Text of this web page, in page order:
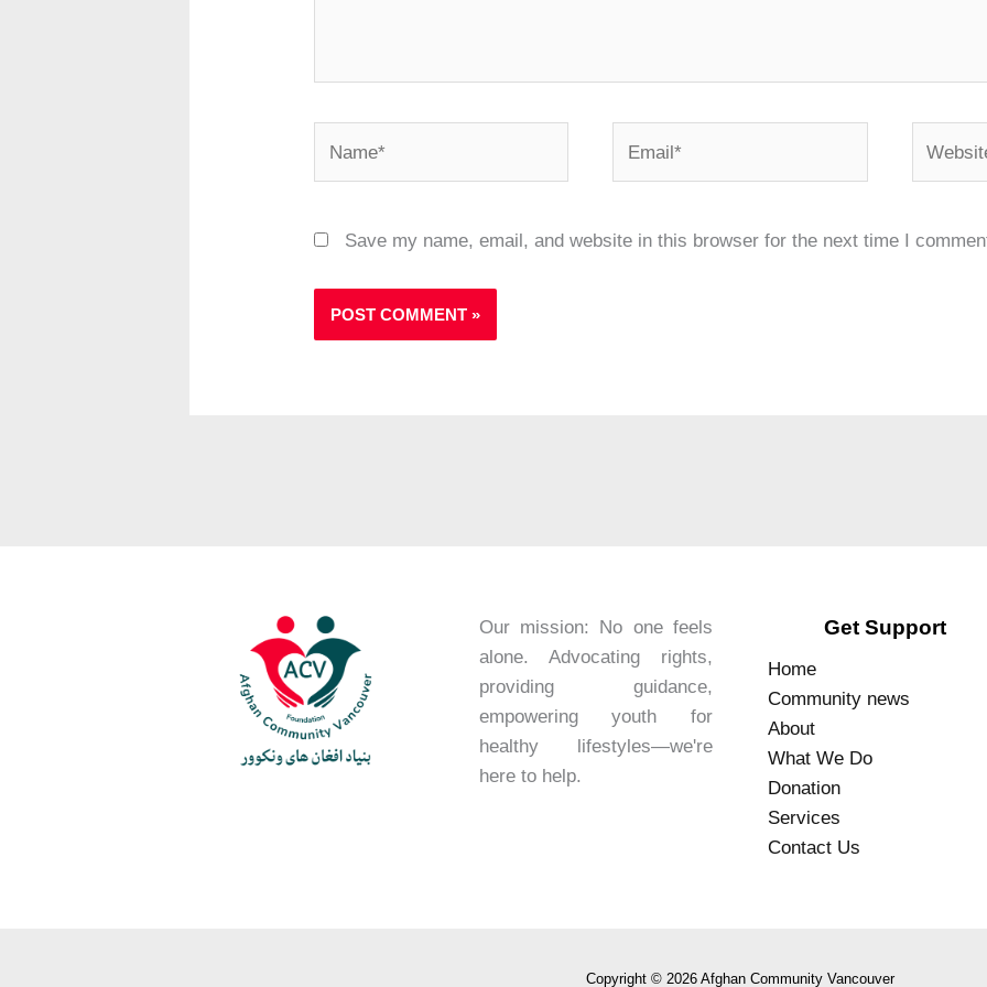
Save my name, email, and website in this browser for the next time I
Our mission: No one feels
alone. Advocating rights,
providing guidance,
empowering youth for
healthy lifestyles—we're
here to help.
Get Support
Home
Community news
About
What We Do
Donation
Services
Contact Us
Copyright © 2026 Afghan Community Vancouver